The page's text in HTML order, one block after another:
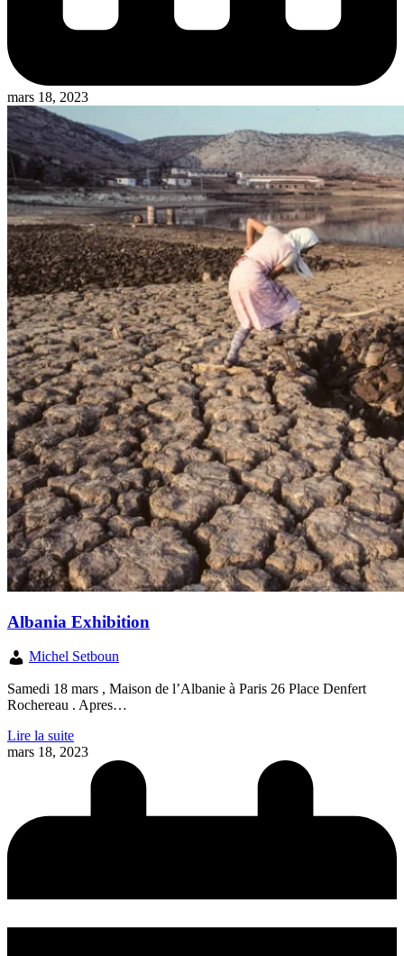
mars 18, 2023
Albania Exhibition
Michel Setboun
Samedi 18 mars , Maison de l’Albanie à Paris 26 Place Denfert
Rochereau . Apres…
Lire la suite
mars 18, 2023